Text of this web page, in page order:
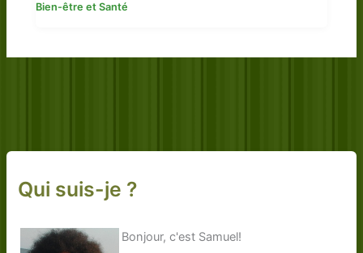
Bien-être et Santé
Qui suis-je ?
Bonjour, c'est Samuel!